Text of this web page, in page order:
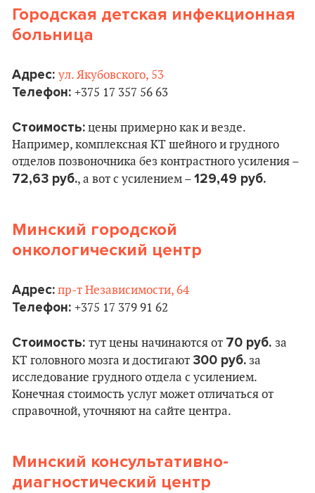
Городская детская инфекционная
больница
Адрес: ул. Якубовского, 53
Телефон: +375 17 357 56 63
Стоимость: цены примерно как и везде.
Например, комплексная КТ шейного и грудного
отделов позвоночника без контрастного усиления –
72,63 руб., а вот с усилением – 129,49 руб.
Минский городской
онкологический центр
Адрес: пр-т Независимости, 64
Телефон: +375 17 379 91 62
Стоимость: тут цены начинаются от 70 руб. за
КТ головного мозга и достигают 300 руб. за
исследование грудного отдела с усилением.
Конечная стоимость услуг может отличаться от
справочной, уточняют на сайте центра.
Минский консультативно-
диагностический центр